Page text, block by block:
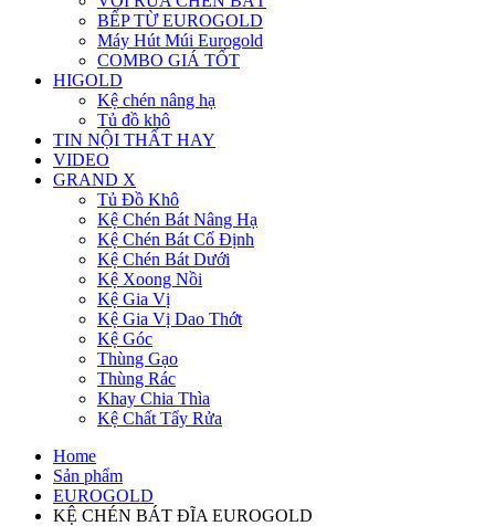
BẾP TỪ EUROGOLD
Máy Hút Múi Eurogold
COMBO GIÁ TỐT
HIGOLD
Kệ chén nâng hạ
Tủ đồ khô
TIN NỘI THẤT HAY
VIDEO
GRAND X
Tủ Đồ Khô
Kệ Chén Bát Nâng Hạ
Kệ Chén Bát Cố Định
Kệ Chén Bát Dưới
Kệ Xoong Nồi
Kệ Gia Vị
Kệ Gia Vị Dao Thớt
Kệ Góc
Thùng Gạo
Thùng Rác
Khay Chia Thìa
Kệ Chất Tẩy Rửa
Home
Sản phẩm
EUROGOLD
KỆ CHÉN BÁT ĐĨA EUROGOLD